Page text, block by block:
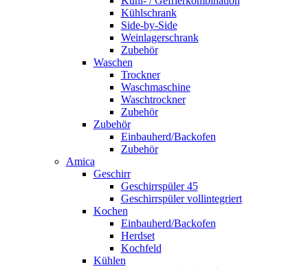
Kühlschrank
Side-by-Side
Weinlagerschrank
Zubehör
Waschen
Trockner
Waschmaschine
Waschtrockner
Zubehör
Zubehör
Einbauherd/Backofen
Zubehör
Amica
Geschirr
Geschirrspüler 45
Geschirrspüler vollintegriert
Kochen
Einbauherd/Backofen
Herdset
Kochfeld
Kühlen